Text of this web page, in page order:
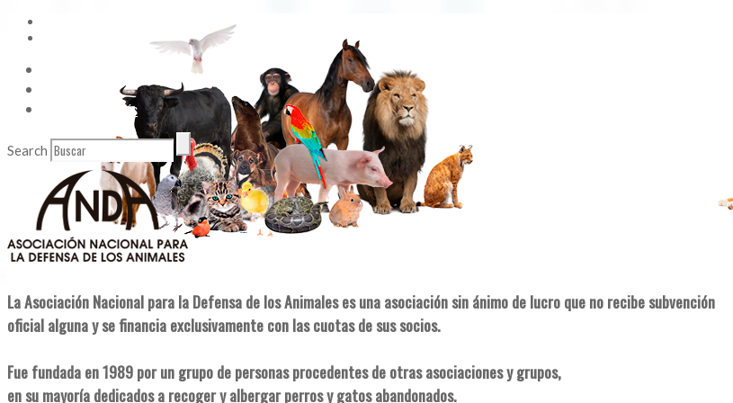
Enlaces de Interés
Search
La Asociación Nacional para la Defensa de los Animales es una asociación sin ánimo de lucro que no recibe subvención
oficial alguna y se financia exclusivamente con las cuotas de sus socios.
Fue fundada en 1989 por un grupo de personas procedentes de otras asociaciones y grupos,
en su mayoría dedicados a recoger y albergar perros y gatos abandonados.